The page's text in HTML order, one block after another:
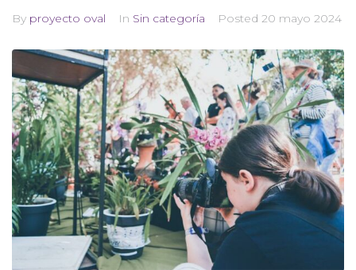
By proyecto oval In Sin categoría Posted 20 mayo 2024